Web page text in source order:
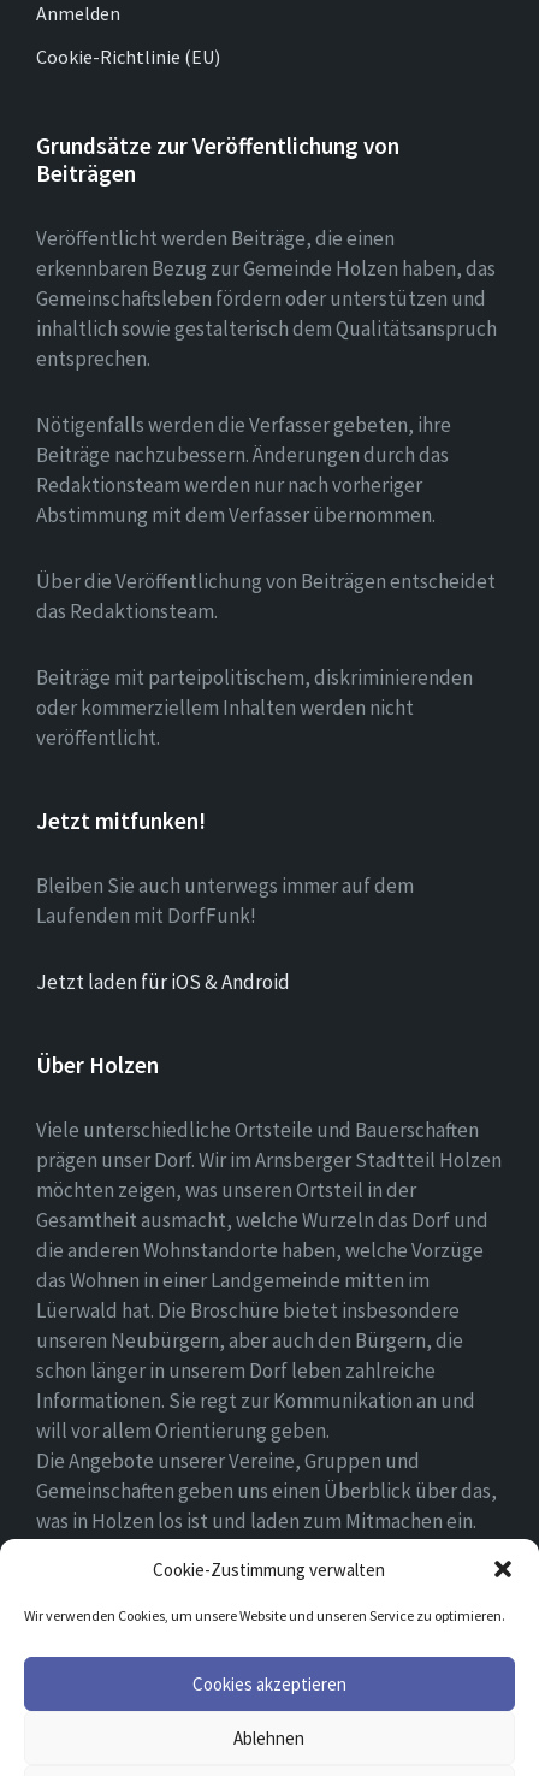
Cookie-Zustimmung verwalten
Wir verwenden Cookies, um unsere Website und unseren Service zu optimieren.
Cookies akzeptieren
Ablehnen
Anmelden
Cookie-Richtlinie (EU)
Grundsätze zur Veröffentlichung von
Beiträgen
Veröffentlicht werden Beiträge, die einen
erkennbaren Bezug zur Gemeinde Holzen haben, das
Gemeinschaftsleben fördern oder unterstützen und
inhaltlich sowie gestalterisch dem Qualitätsanspruch
entsprechen.
Nötigenfalls werden die Verfasser gebeten, ihre
Beiträge nachzubessern. Änderungen durch das
Redaktionsteam werden nur nach vorheriger
Abstimmung mit dem Verfasser übernommen.
Über die Veröffentlichung von Beiträgen entscheidet
das Redaktionsteam.
Beiträge mit parteipolitischem, diskriminierenden
oder kommerziellem Inhalten werden nicht
veröffentlicht.
Jetzt mitfunken!
Bleiben Sie auch unterwegs immer auf dem
Laufenden mit DorfFunk!
Jetzt laden für iOS & Android
Über Holzen
Viele unterschiedliche Ortsteile und Bauerschaften
prägen unser Dorf. Wir im Arnsberger Stadtteil Holzen
möchten zeigen, was unseren Ortsteil in der
Gesamtheit ausmacht, welche Wurzeln das Dorf und
die anderen Wohnstandorte haben, welche Vorzüge
das Wohnen in einer Landgemeinde mitten im
Lüerwald hat. Die Broschüre bietet insbesondere
unseren Neubürgern, aber auch den Bürgern, die
schon länger in unserem Dorf leben zahlreiche
Informationen. Sie regt zur Kommunikation an und
will vor allem Orientierung geben.
Die Angebote unserer Vereine, Gruppen und
Gemeinschaften geben uns einen Überblick über das,
was in Holzen los ist und laden zum Mitmachen ein.
und hoffen, dass sie sich in ihrem Umfeld wohlfühlen.
Facebook